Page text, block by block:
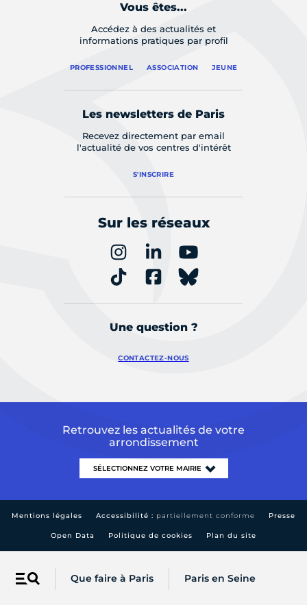
Menu Que faire à Paris Paris en Seine
Vous êtes...
Accédez à des actualités et
informations pratiques par profil
PROFESSIONNEL ASSOCIATION JEUNE
Les newsletters de Paris
Recevez directement par email
l'actualité de vos centres d'intérêt
S'INSCRIRE
Sur les réseaux
Une question ?
CONTACTEZ-NOUS
Retrouvez les actualités de votre
arrondissement
Mentions légales Accessibilité : partiellement conforme Presse
Open Data Politique de cookies Plan du site